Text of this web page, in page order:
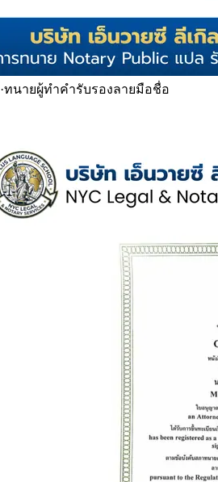
·ทนายผู้ทำคำรับรองลายมือชื่อ